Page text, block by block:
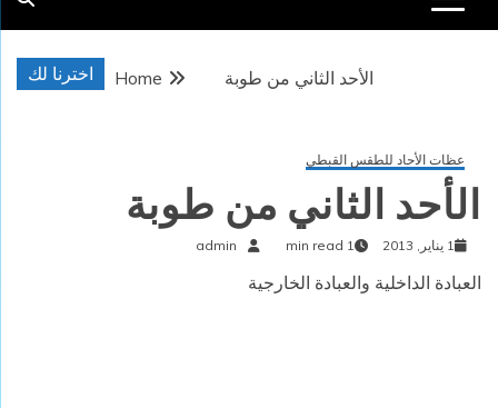
اخترنا لك Home الأحد الثاني من طوبة
عظات الأحاد للطقس القبطي
الأحد الثاني من طوبة
1 يناير, 2013 1 min read
admin
العبادة الداخلية والعبادة الخارجية